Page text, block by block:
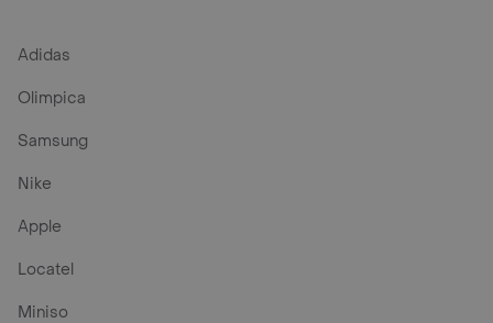
Adidas
Olimpica
Samsung
Nike
Apple
Locatel
Miniso